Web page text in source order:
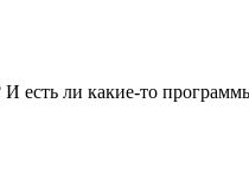
есть ли какие-то